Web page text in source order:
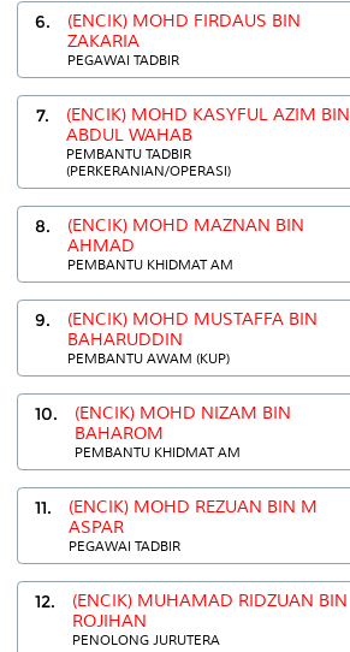
6.
(ENCIK) MOHD FIRDAUS BIN
ZAKARIA
PEGAWAI TADBIR
7.
(ENCIK) MOHD KASYFUL AZIM BIN
ABDUL WAHAB
PEMBANTU TADBIR
(PERKERANIAN/OPERASI)
8.
(ENCIK) MOHD MAZNAN BIN
AHMAD
PEMBANTU KHIDMAT AM
9.
(ENCIK) MOHD MUSTAFFA BIN
BAHARUDDIN
PEMBANTU AWAM (KUP)
10.
(ENCIK) MOHD NIZAM BIN
BAHAROM
PEMBANTU KHIDMAT AM
11.
(ENCIK) MOHD REZUAN BIN M
ASPAR
PEGAWAI TADBIR
12.
(ENCIK) MUHAMAD RIDZUAN BIN
ROJIHAN
PENOLONG JURUTERA